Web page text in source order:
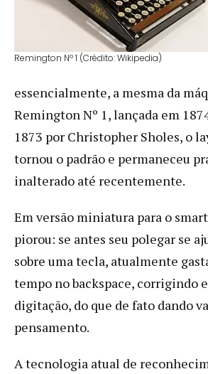
Remington Nº 1 (Crédito: Wikipedia)
essencialmente, a mesma da
Remington Nº 1, lançada em
1873 por Christopher Sholes, o
tornou o padrão e permaneceu
inalterado até recentemente.
Em versão miniatura para o
piorou: se antes seu polegar se
sobre uma tecla, atualmente
tempo no backspace, corrigindo
digitação, do que de fato dando
pensamento.
A tecnologia atual de